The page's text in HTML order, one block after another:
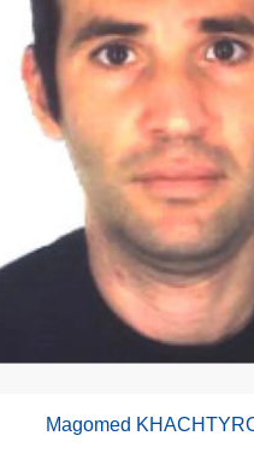
Magomed